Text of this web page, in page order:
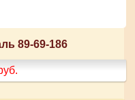
89-69-186